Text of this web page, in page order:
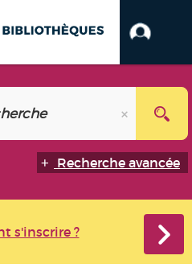
Recherche avancée
s'inscrire ?